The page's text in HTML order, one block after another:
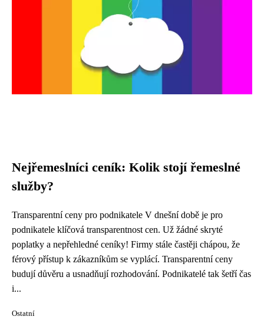
Nejřemeslníci ceník: Kolik stojí řemeslné
služby?
Transparentní ceny pro podnikatele V dnešní době je pro
podnikatele klíčová transparentnost cen. Už žádné skryté
poplatky a nepřehledné ceníky! Firmy stále častěji chápou, že
férový přístup k zákazníkům se vyplácí. Transparentní ceny
budují důvěru a usnadňují rozhodování. Podnikatelé tak šetří čas
i...
Ostatní